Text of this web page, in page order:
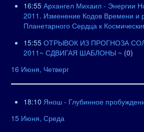
16:55 Архангел Михаил - Энергии
2011. Изменение Кодов Времени и
Планетарного Сердца к
15:55 ОТРЫВОК ИЗ ПРОГНОЗА
2011~ СДВИГАЯ ШАБЛОНЫ ~ (0)
16 Июня, Четверг
18:10 Янош - Глубинное
15 Июня, Среда